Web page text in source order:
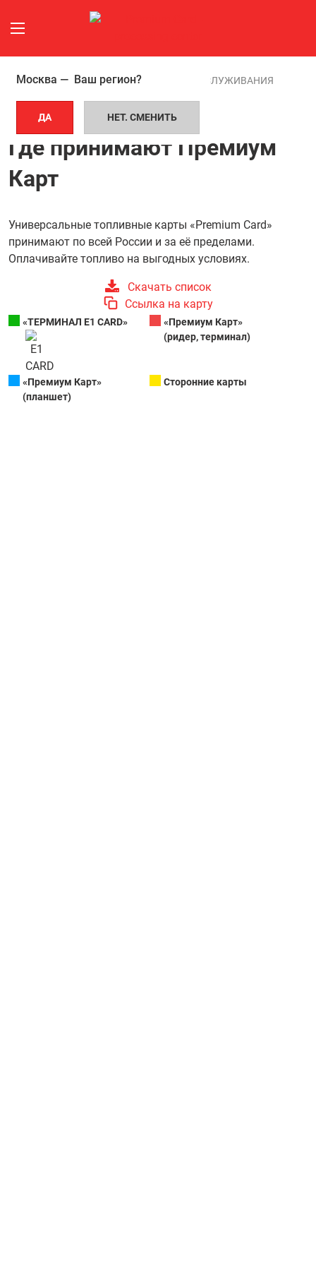
Москва — Ваш регион?
ДА НЕТ. СМЕНИТЬ
ГЛАВНАЯ СТРАНИЦА ТОЧКИ ОБСЛУЖИВАНИЯ
АЗС И АВТОСЕРВИСЫ
Где принимают Премиум
Карт
Универсальные топливные карты «Premium Card»
принимают по всей России и за её пределами.
Оплачивайте топливо на выгодных условиях.
Скачать список
Ссылка на карту
«ТЕРМИНАЛ Е1 CARD»
«Премиум Карт»
(ридер, терминал)
«Премиум Карт»
(планшет)
Сторонние карты